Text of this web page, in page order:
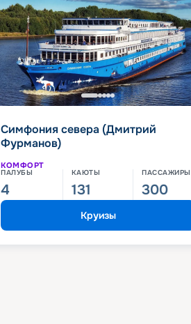
Симфония севера (Дмитрий
Фурманов)
КОМФОРТ
ПАЛУБЫ
4
КАЮТЫ
131
ПАССАЖИРЫ
300
Круизы